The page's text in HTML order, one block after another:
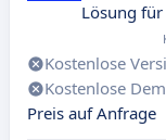
Lösung
Kostenlose
Kostenlose
Preis auf Anfrage